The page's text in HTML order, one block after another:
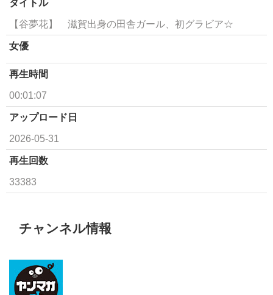
タイトル
【谷夢花】 滋賀出身の田舎ガール、初グラビア☆
女優
再生時間
00:01:07
アップロード日
2026-05-31
再生回数
33383
チャンネル情報